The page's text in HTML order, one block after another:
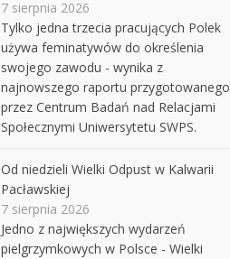
7 sierpnia 2026
Tylko jedna trzecia pracujących Polek
używa feminatywów do określenia
swojego zawodu - wynika z
najnowszego raportu przygotowanego
przez Centrum Badań nad Relacjami
Społecznymi Uniwersytetu SWPS.
Od niedzieli Wielki Odpust w Kalwarii
Pacławskiej
7 sierpnia 2026
Jedno z największych wydarzeń
pielgrzymkowych w Polsce - Wielki